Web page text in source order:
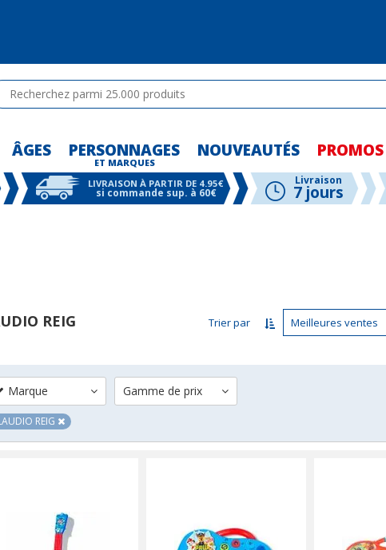
ÂGES PERSONNAGES
ET MARQUES
NOUVEAUTÉS PROMOS
LIVRAISON À PARTIR DE 4.95€
si commande sup. à 60€
Livraison
7 jours
REIG Trier par
Marque Gamme de prix
REIG